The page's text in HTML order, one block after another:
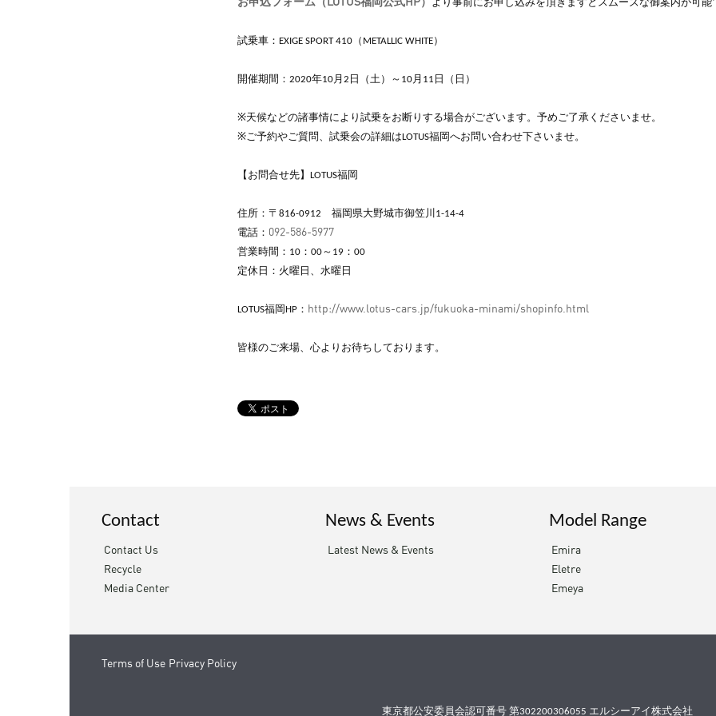
お申込フォーム（LOTUS福岡公式HP） より事前にお申し込みを頂きますとスムーズな御案内が可能
試乗車：EXIGE SPORT 410（METALLIC WHITE）
開催期間：2020年10月2日（土）～10月11日（日）
※天候などの諸事情により試乗をお断りする場合がございます。予めご了承くださいませ。
※ご予約やご質問、試乗会の詳細はLOTUS福岡へお問い合わせ下さいませ。
【お問合せ先】LOTUS福岡
住所：〒816-0912 福岡県大野城市御笠川1-14-4
電話： 092-586-5977
営業時間：10：00～19：00
定休日：火曜日、水曜日
LOTUS福岡HP： http://www.lotus-cars.jp/fukuoka-minami/shopinfo.html
皆様のご来場、心よりお待ちしております。
Contact
Contact Us
Recycle
Media Center
News & Events
Latest News & Events
Model Range
Emira
Eletre
Emeya
Terms of Use Privacy Policy
東京都公安委員会認可番号 第302200306055 エルシーアイ株式会社